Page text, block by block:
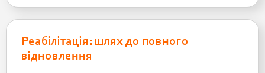
Реабілітація: шлях до повного
відновлення